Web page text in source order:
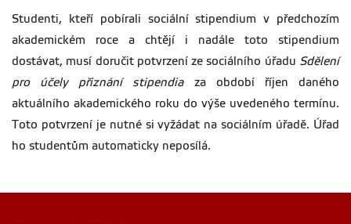
Studenti, kteří pobírali sociální stipendium v předchozím
akademickém roce a chtějí i nadále toto stipendium
dostávat, musí doručit potvrzení ze sociálního úřadu Sdělení
pro účely přiznání stipendiaza období říjen daného
aktuálního akademického roku do výše uvedeného termínu.
Toto potvrzení je nutné si vyžádat na sociálním úřadě. Úřad
ho studentům automaticky neposílá.